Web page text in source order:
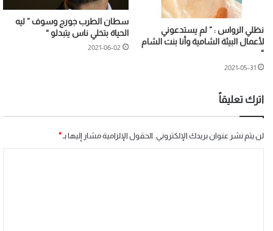
نظلي الرواس : ” لم يستدعوني
لأعمال البيئة الشامية وأنا بنت الشام
“
2021-05-31
سطان الطرب جورج وسوف ” ليه
الحياة بتخلي ناس يتبدلو “
2021-06-02
اترك تعليقاً
لن يتم نشر عنوان بريدك الإلكتروني. الحقول الإلزامية مشار إليها بـ*